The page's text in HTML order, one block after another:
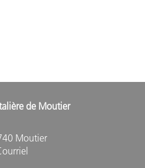
de Moutier
Moutier